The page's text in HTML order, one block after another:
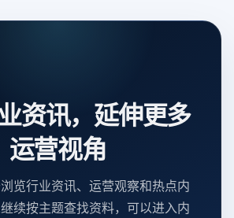
资讯，延伸更多
运营视角
览行业资讯、运营观察和热点内
续按主题查找资料，可以进入内